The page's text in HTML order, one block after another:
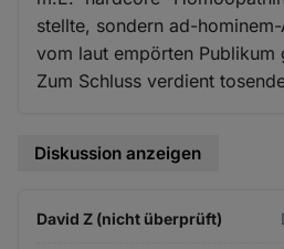
stellte, sondern ad-
vom laut empörten Publikum
Zum Schluss verdient
Diskussion anzeigen
David Z (nicht überprüft)